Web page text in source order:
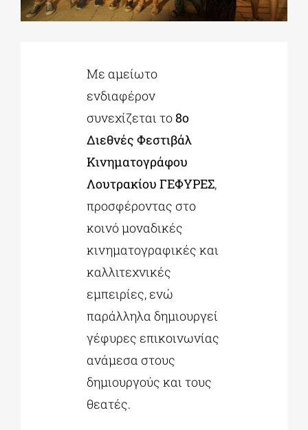
Με αμείωτο
ενδιαφέρον
συνεχίζεται το8ο
Διεθνές Φεστιβάλ
Κινηματογράφου
Λουτρακίου ΓΕΦΥΡΕΣ,
προσφέροντας στο
κοινό μοναδικές
κινηματογραφικές και
καλλιτεχνικές
εμπειρίες, ενώ
παράλληλα δημιουργεί
γέφυρες επικοινωνίας
ανάμεσα στους
δημιουργούς και τους
θεατές.